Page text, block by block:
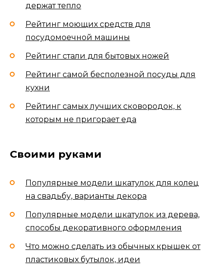
держат тепло
Рейтинг моющих средств для
посудомоечной машины
Рейтинг стали для бытовых ножей
Рейтинг самой бесполезной посуды для
кухни
Рейтинг самых лучших сковородок, к
которым не пригорает еда
Своими руками
Популярные модели шкатулок для колец
на свадьбу, варианты декора
Популярные модели шкатулок из дерева,
способы декоративного оформления
Что можно сделать из обычных крышек от
пластиковых бутылок, идеи